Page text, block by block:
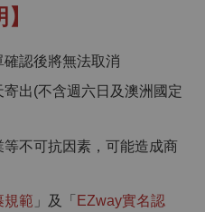
認後將無法取消
出(不含週六日及澳洲國定
不可抗因素，可能造成商
規範 」及「 EZway實名認